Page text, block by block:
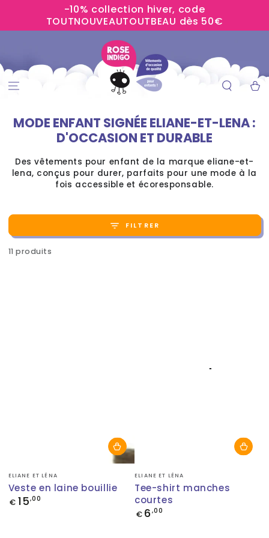
-10% collection hiver, code
TOUTNOUVEAUTOUTBEAU dès 50€
Panier
MODE ENFANT SIGNÉE ELIANE-ET-LENA :
D'OCCASION ET DURABLE
Des vêtements pour enfant de la marque eliane-et-
lena, conçus pour durer, parfaits pour une mode à la
fois accessible et écoresponsable.
FILTRER
11 produits
Fournisseur:
ELIANE ET LÉNA
Veste en laine bouillie
Prix
€ 15,00
Fournisseur:
ELIANE ET LÉNA
Tee-shirt manches
courtes
Prix
€ 6 ,00